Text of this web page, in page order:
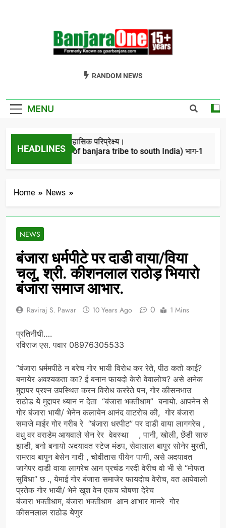
Welcome To
GoarBanjara.com
RANDOM NEWS
MENU
HEADLINES
बंजारो का ऐतिहासिक परिप्रेक्ष्य।
(Migration of banjara tribe to south India) भाग-1
4 Years Ago
Home News
NEWS
बंजारा धर्मपीटे पर दाडी वाया/विया
चलू, श्री. कीशनलाल राठोड़ भियारो
बंजारा समाज आभार.
Raviraj S. Pawar 10 Years Ago 0 1 Mins
प्रतिनीधी….
रविराज एस. पवार 08976305533
“बंजारा धर्ममपीठे न बरेच गोर भायी विरोध कर रेते, पीठ कतो काई?
बनायेर अवश्यकता का? ई बनान फायदो केरो वेवालोच? असे अनेक
मुद्दापर प्रश्न उपस्थित करन विरोध कररेते पन, गोर कीसनभाउ
राठोड ये मुद्दापर ध्यान न देता “बंजारा भक्तीधाम” बनायो. आपनेन से
गोर बंजारा भायी/ भेनेन कलायेन आनंद वाटरोच की, गोर बंजारा
समाजे माईर गोर गरीब रे “बंजारा धरपीट” पर दाडी वाया लागगरेच ,
वधु वर वराडेम आयवाले सेन रेर वेवस्था , पानी, खोली, छेंडी सारु
झाडी, बनो बनायो अदयावत स्टेज मंडप, सेवालाल बापुर सोनेर मुरती,
रामराव बापुन बेसेन गादी , चोवीतास पीयेन पाणी, असे अदयावत
जागेपर दाडी वाया लागरेच आन प्रचंड गरदी वेरीच वो भी से “मोफत
सुविधा” छ ., येमाई गोर बंजारा समाजेर फायदोच वेरोच, वत आयेवालो
प्रतेक गोर भायी/ भेने खुश वेन एकच घोषणा देरेच
बंजारा भक्तीधाम, बंजारा भक्तीधाम आन आभार मानरे गोर
कीसनलाल राठोड येणुर